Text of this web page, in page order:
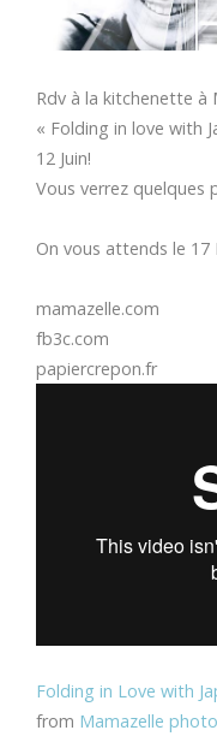
Rdv à la kitchenette à
« Folding in love with
12 Juin!
Vous verrez quelques
On vous attends le
mamazelle.com
fb3c.com
papiercrepon.fr
Folding in Love with
from Mamazelle